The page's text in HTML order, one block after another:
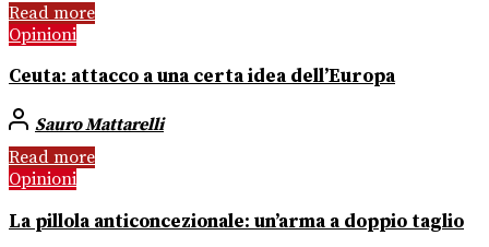
Read more
Opinioni
Ceuta: attacco a una certa idea dell’Europa
Sauro Mattarelli
Read more
Opinioni
La pillola anticoncezionale: un’arma a doppio taglio